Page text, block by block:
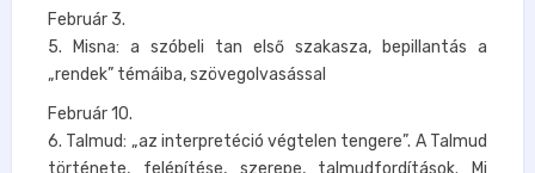
Február 3.
5. Misna: a szóbeli tan első szakasza, bepillantás a
„rendek” témáiba, szövegolvasással
Február 10.
6. Talmud: „az interpretéció végtelen tengere”. A Talmud
története, felépítése, szerepe, talmudfordítások. Mi